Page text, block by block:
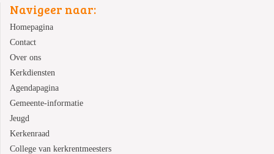
Navigeer naar:
Homepagina
Contact
Over ons
Kerkdiensten
Agendapagina
Gemeente-informatie
Jeugd
Kerkenraad
College van kerkrentmeesters